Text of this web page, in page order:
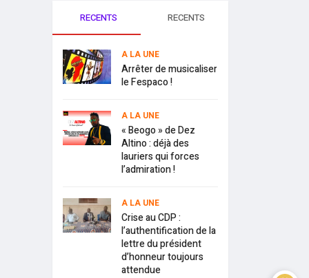
RECENTS RECENTS
A LA UNE
Arrêter de musicaliser
le Fespaco !
A LA UNE
« Beogo » de Dez
Altino : déjà des
lauriers qui forces
l’admiration !
A LA UNE
Crise au CDP :
l’authentification de la
lettre du président
d’honneur toujours
attendue